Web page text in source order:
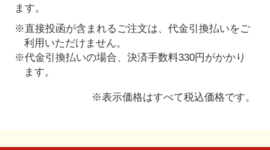
ます。
※直接投函が含まれるご注文は、代金引換払いをご
利用いただけません。
※代金引換払いの場合、決済手数料330円がかかり
ます。
※表示価格はすべて税込価格です。